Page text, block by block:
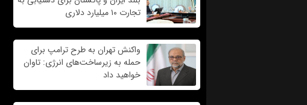
تجارت ۱۰ میلیارد دلاری
واکنش تهران به طرح ترامپ برای
حمله به زیرساخت‌های انرژی: تاوان
خواهید داد